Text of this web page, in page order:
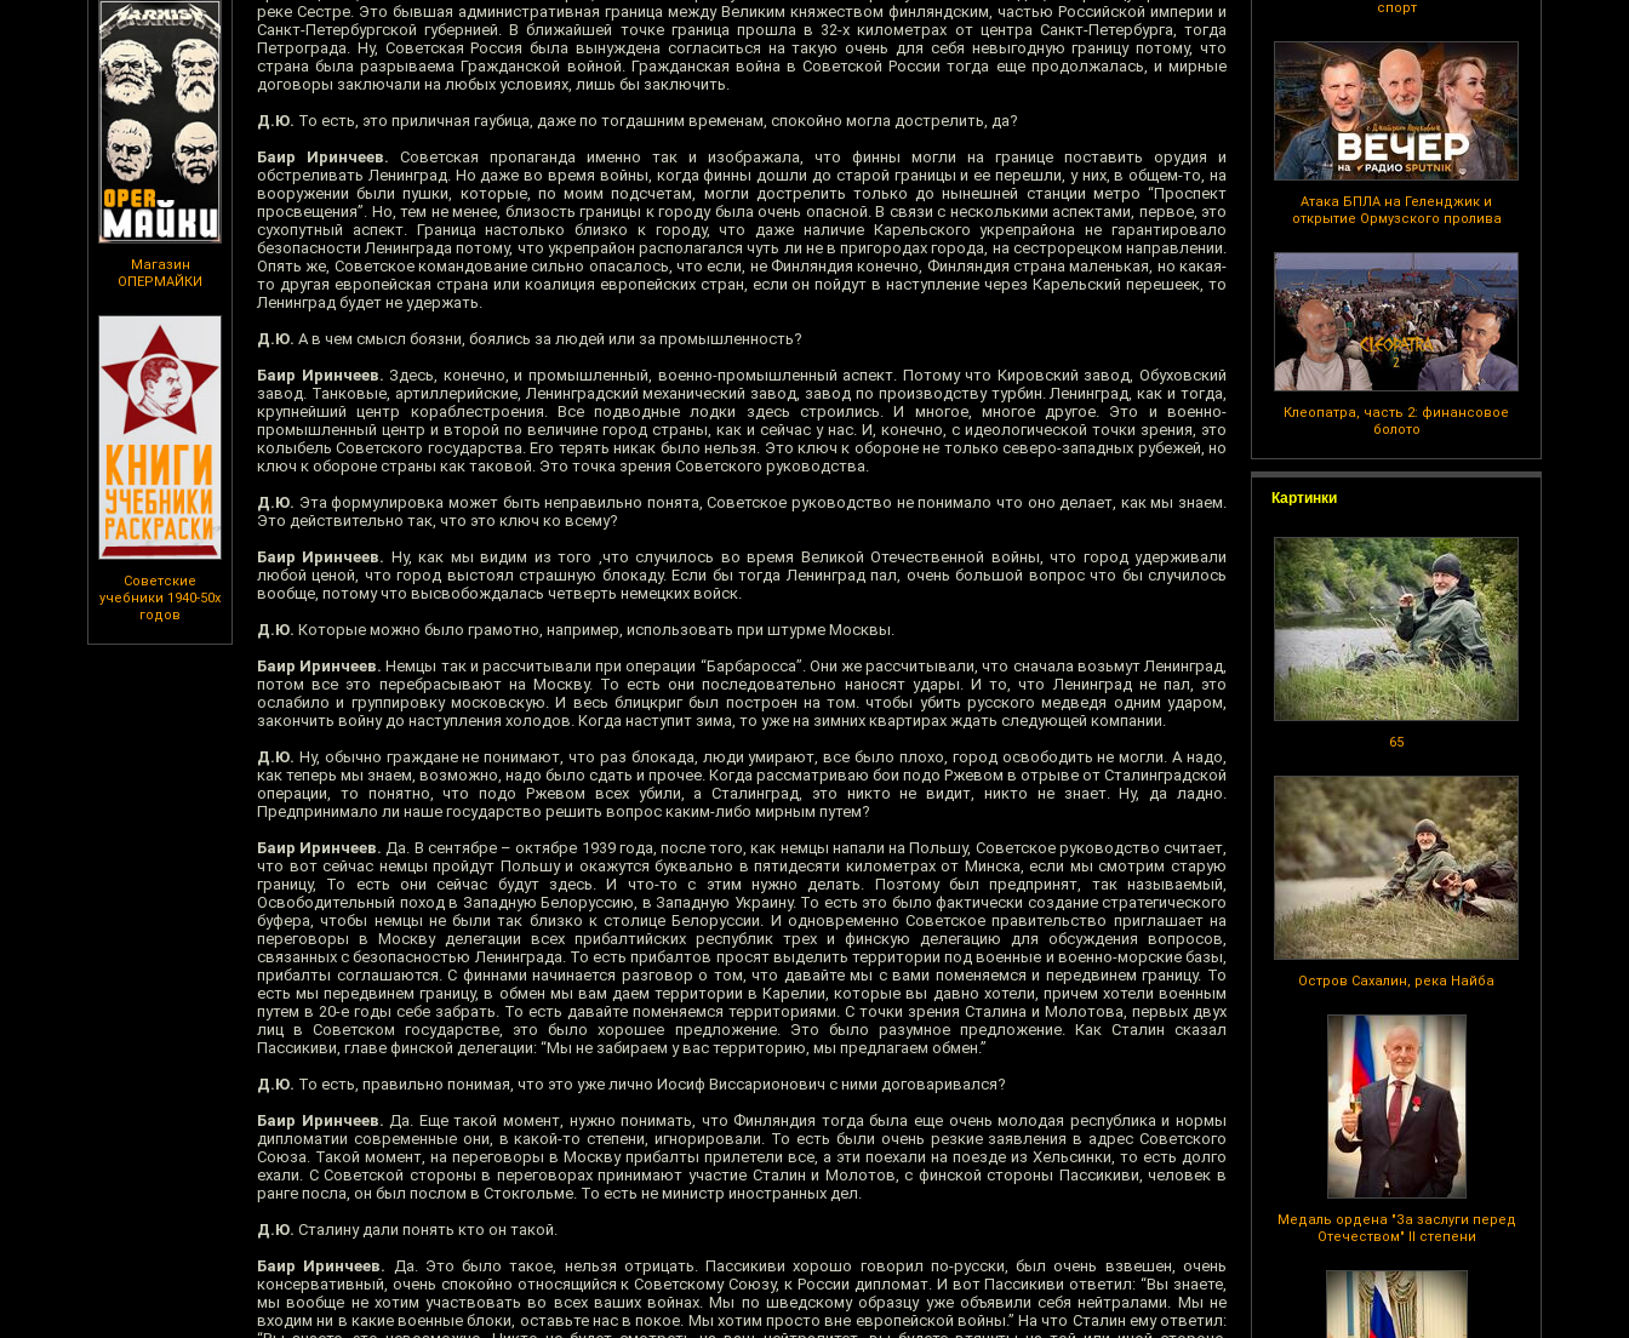
Магазин
ОПЕРМАЙКИ
Советские
учебники 1940-50х
годов
спорт
Атака БПЛА на Геленджик и
открытие Ормузского пролива
Клеопатра, часть 2: финансовое
болото
Картинки
65
Остров Сахалин, река Найба
Медаль ордена "За заслуги перед
Отечеством" II степени
реке Сестре. Это бывшая административная граница между Великим княжеством финляндским, частью Российской империи и
Санкт-Петербургской губернией. В ближайшей точке граница прошла в 32-х километрах от центра Санкт-Петербурга, тогда
Петрограда. Ну, Советская Россия была вынуждена согласиться на такую очень для себя невыгодную границу потому, что
страна была разрываема Гражданской войной. Гражданская война в Советской России тогда еще продолжалась, и мирные
договоры заключали на любых условиях, лишь бы заключить.
Д.Ю. То есть, это приличная гаубица, даже по тогдашним временам, спокойно могла дострелить, да?
Баир Иринчеев. Советская пропаганда именно так и изображала, что финны могли на границе поставить орудия и
обстреливать Ленинград. Но даже во время войны, когда финны дошли до старой границы и ее перешли, у них, в общем-то, на
вооружении были пушки, которые, по моим подсчетам, могли дострелить только до нынешней станции метро “Проспект
просвещения”. Но, тем не менее, близость границы к городу была очень опасной. В связи с несколькими аспектами, первое, это
сухопутный аспект. Граница настолько близко к городу, что даже наличие Карельского укрепрайона не гарантировало
безопасности Ленинграда потому, что укрепрайон располагался чуть ли не в пригородах города, на сестрорецком направлении.
Опять же, Советское командование сильно опасалось, что если, не Финляндия конечно, Финляндия страна маленькая, но какая-
то другая европейская страна или коалиция европейских стран, если он пойдут в наступление через Карельский перешеек, то
Ленинград будет не удержать.
Д.Ю. А в чем смысл боязни, боялись за людей или за промышленность?
Баир Иринчеев. Здесь, конечно, и промышленный, военно-промышленный аспект. Потому что Кировский завод, Обуховский
завод. Танковые, артиллерийские, Ленинградский механический завод, завод по производству турбин. Ленинград, как и тогда,
крупнейший центр кораблестроения. Все подводные лодки здесь строились. И многое, многое другое. Это и военно-
промышленный центр и второй по величине город страны, как и сейчас у нас. И, конечно, с идеологической точки зрения, это
колыбель Советского государства. Его терять никак было нельзя. Это ключ к обороне не только северо-западных рубежей, но
ключ к обороне страны как таковой. Это точка зрения Советского руководства.
Д.Ю. Эта формулировка может быть неправильно понята, Советское руководство не понимало что оно делает, как мы знаем.
Это действительно так, что это ключ ко всему?
Баир Иринчеев. Ну, как мы видим из того ,что случилось во время Великой Отечественной войны, что город удерживали
любой ценой, что город выстоял страшную блокаду. Если бы тогда Ленинград пал, очень большой вопрос что бы случилось
вообще, потому что высвобождалась четверть немецких войск.
Д.Ю. Которые можно было грамотно, например, использовать при штурме Москвы.
Баир Иринчеев. Немцы так и рассчитывали при операции “Барбаросса”. Они же рассчитывали, что сначала возьмут Ленинград,
потом все это перебрасывают на Москву. То есть они последовательно наносят удары. И то, что Ленинград не пал, это
ослабило и группировку московскую. И весь блицкриг был построен на том. чтобы убить русского медведя одним ударом,
закончить войну до наступления холодов. Когда наступит зима, то уже на зимних квартирах ждать следующей компании.
Д.Ю. Ну, обычно граждане не понимают, что раз блокада, люди умирают, все было плохо, город освободить не могли. А надо,
как теперь мы знаем, возможно, надо было сдать и прочее. Когда рассматриваю бои подо Ржевом в отрыве от Сталинградской
операции, то понятно, что подо Ржевом всех убили, а Сталинград, это никто не видит, никто не знает. Ну, да ладно.
Предпринимало ли наше государство решить вопрос каким-либо мирным путем?
Баир Иринчеев. Да. В сентябре – октябре 1939 года, после того, как немцы напали на Польшу, Советское руководство считает,
что вот сейчас немцы пройдут Польшу и окажутся буквально в пятидесяти километрах от Минска, если мы смотрим старую
границу, То есть они сейчас будут здесь. И что-то с этим нужно делать. Поэтому был предпринят, так называемый,
Освободительный поход в Западную Белоруссию, в Западную Украину. То есть это было фактически создание стратегического
буфера, чтобы немцы не были так близко к столице Белоруссии. И одновременно Советское правительство приглашает на
переговоры в Москву делегации всех прибалтийских республик трех и финскую делегацию для обсуждения вопросов,
связанных с безопасностью Ленинграда. То есть прибалтов просят выделить территории под военные и военно-морские базы,
прибалты соглашаются. С финнами начинается разговор о том, что давайте мы с вами поменяемся и передвинем границу. То
есть мы передвинем границу, в обмен мы вам даем территории в Карелии, которые вы давно хотели, причем хотели военным
путем в 20-е годы себе забрать. То есть давайте поменяемся территориями. С точки зрения Сталина и Молотова, первых двух
лиц в Советском государстве, это было хорошее предложение. Это было разумное предложение. Как Сталин сказал
Пассикиви, главе финской делегации: “Мы не забираем у вас территорию, мы предлагаем обмен.”
Д.Ю. То есть, правильно понимая, что это уже лично Иосиф Виссарионович с ними договаривался?
Баир Иринчеев. Да. Еще такой момент, нужно понимать, что Финляндия тогда была еще очень молодая республика и нормы
дипломатии современные они, в какой-то степени, игнорировали. То есть были очень резкие заявления в адрес Советского
Союза. Такой момент, на переговоры в Москву прибалты прилетели все, а эти поехали на поезде из Хельсинки, то есть долго
ехали. С Советской стороны в переговорах принимают участие Сталин и Молотов, с финской стороны Пассикиви, человек в
ранге посла, он был послом в Стокгольме. То есть не министр иностранных дел.
Д.Ю. Сталину дали понять кто он такой.
Баир Иринчеев. Да. Это было такое, нельзя отрицать. Пассикиви хорошо говорил по-русски, был очень взвешен, очень
консервативный, очень спокойно относящийся к Советскому Союзу, к России дипломат. И вот Пассикиви ответил: “Вы знаете,
мы вообще не хотим участвовать во всех ваших войнах. Мы по шведскому образцу уже объявили себя нейтралами. Мы не
входим ни в какие военные блоки, оставьте нас в покое. Мы хотим просто вне европейской войны.” На что Сталин ему ответил: